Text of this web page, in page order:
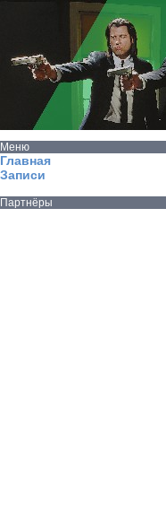
Меню
Главная
Записи
Партнёры